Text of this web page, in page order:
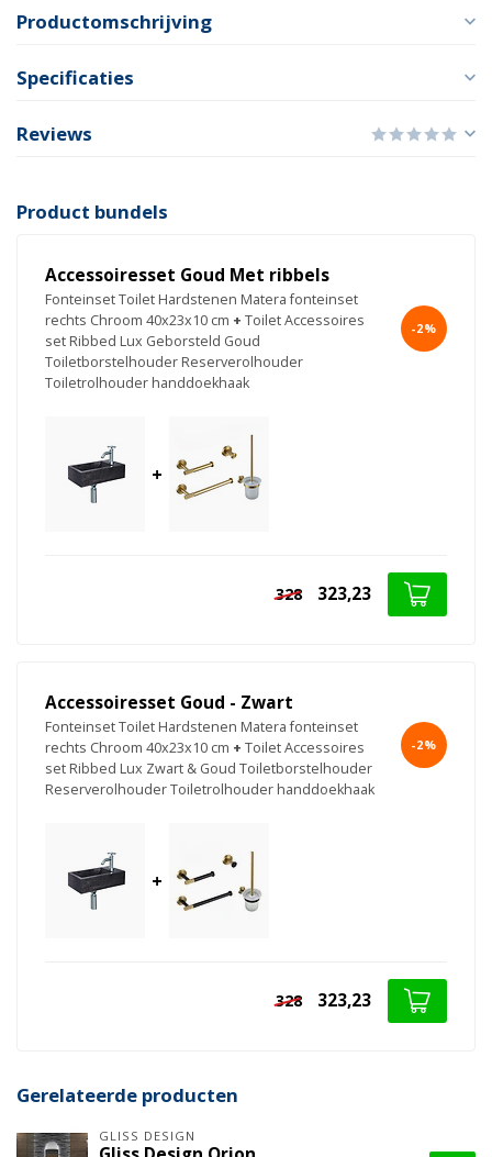
Productomschrijving
Specificaties
Reviews
Product bundels
Accessoiresset Goud Met ribbels
Fonteinset Toilet Hardstenen Matera fonteinset
rechts Chroom 40x23x10 cm + Toilet Accessoires
set Ribbed Lux Geborsteld Goud
Toiletborstelhouder Reserverolhouder
Toiletrolhouder handdoekhaak
-2%
+
328 323,23
Accessoiresset Goud - Zwart
Fonteinset Toilet Hardstenen Matera fonteinset
rechts Chroom 40x23x10 cm + Toilet Accessoires
set Ribbed Lux Zwart & Goud Toiletborstelhouder
Reserverolhouder Toiletrolhouder handdoekhaak
-2%
+
328 323,23
Gerelateerde producten
GLISS DESIGN